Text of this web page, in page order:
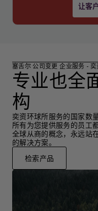
让客
塞舌尔 公司变更 企业服务 - 奕
专业也全
构
奕资环球所服务的国家数
所有为您提供服务的员工
全球从商的概念，永远站
的解决方案。
检索产品